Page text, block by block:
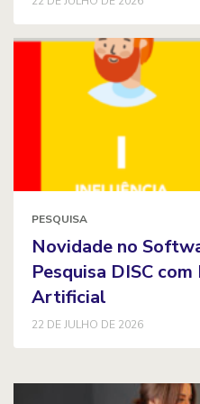
PESQUISA
Novidade no
Pesquisa DISC
Artificial
22 DE JULHO DE 2026